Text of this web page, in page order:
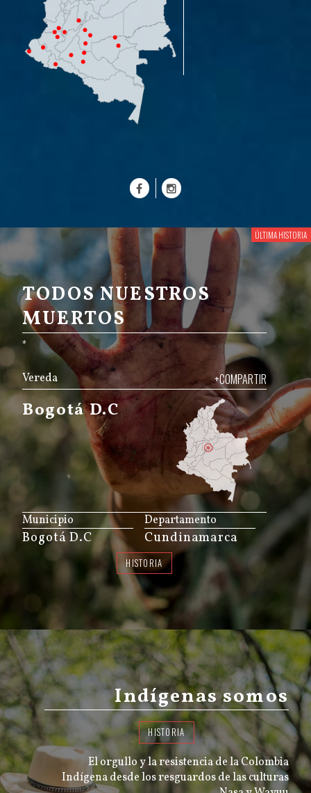
TODOS NUESTROS
MUERTOS
*
Vereda +COMPARTIR
Bogotá D.C
JS map by amCharts
Municipio
Bogotá D.C
Departamento
Cundinamarca
HISTORIA
Indígenas somos
HISTORIA
El orgullo y la resistencia de la Colombia
Indígena desde los resguardos de las culturas